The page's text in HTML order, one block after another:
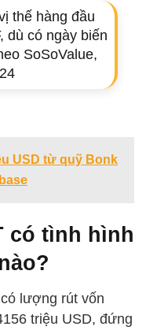
thế hàng đầu
dù có ngày biến
SoSoValue,
USD từ quỹ Bonk
có tình hình
lượng rút vốn
triệu USD, đứng